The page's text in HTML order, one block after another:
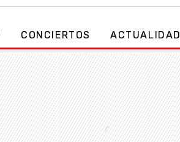
CONCIERTOS ACTUALIDAD